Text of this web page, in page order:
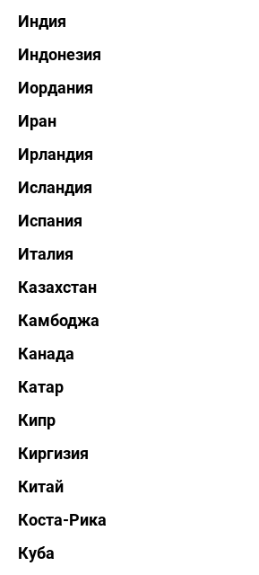
Индия
Индонезия
Иордания
Иран
Ирландия
Исландия
Испания
Италия
Казахстан
Камбоджа
Канада
Катар
Кипр
Киргизия
Китай
Коста-Рика
Куба